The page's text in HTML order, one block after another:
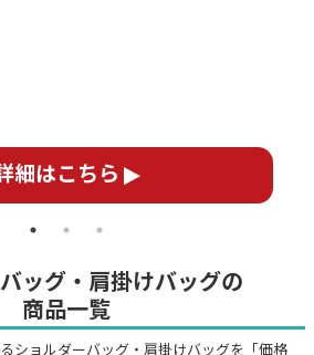
細はこちら
ッグ・肩掛けバッグの
商品一覧
ショルダーバッグ・肩掛けバッグを「価格